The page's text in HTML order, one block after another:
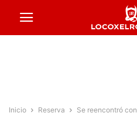
Inicio Reserva Se reencontró